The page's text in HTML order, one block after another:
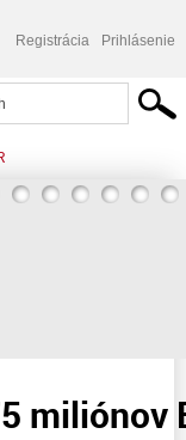
Registrácia Prihlásenie
miliónov